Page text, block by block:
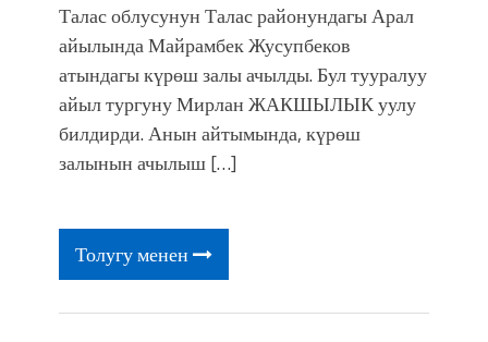
Талас облусунун Талас районундагы Арал
айылында Майрамбек Жусупбеков
атындагы күрөш залы ачылды. Бул тууралуу
айыл тургуну Мирлан ЖАКШЫЛЫК уулу
билдирди. Анын айтымында, күрөш
залынын ачылыш […]
Толугу менен